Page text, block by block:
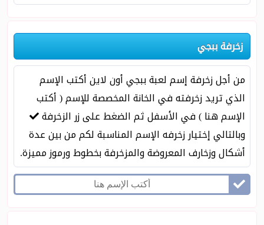
زخرفة ببجي
من أجل زخرفة إسم لعبة ببجي أون لاين أكتب الإسم
الذي تريد زخرفته في الخانة المخصصة للإسم ( أكتب
الإسم هنا ) في الأسفل ثم الضغط على زر الزخرفة
وبالتالي إختيار زخرفه الإسم المناسبة لكم من بين عدة
أشكال وزخارف المعروضة والمزخرفة بخطوط ورموز مميزة.